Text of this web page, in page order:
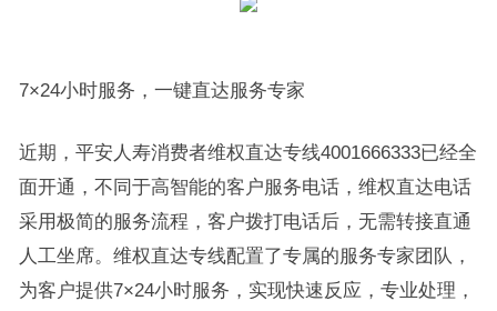
7×24小时服务，一键直达服务专家
近期，平安人寿消费者维权直达专线4001666333已经全
面开通，不同于高智能的客户服务电话，维权直达电话
采用极简的服务流程，客户拨打电话后，无需转接直通
人工坐席。维权直达专线配置了专属的服务专家团队，
为客户提供7×24小时服务，实现快速反应，专业处理，